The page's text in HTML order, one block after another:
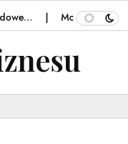
Morawiecki